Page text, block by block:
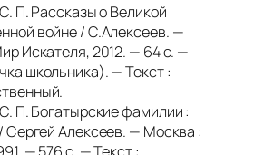
П. Рассказы о Великой
войне / С.Алексеев. —
Искателя, 2012. — 64 с. —
школьника). — Текст :
П. Богатырские фамилии :
Сергей Алексеев. — Москва :
— 576 с. — Текст :